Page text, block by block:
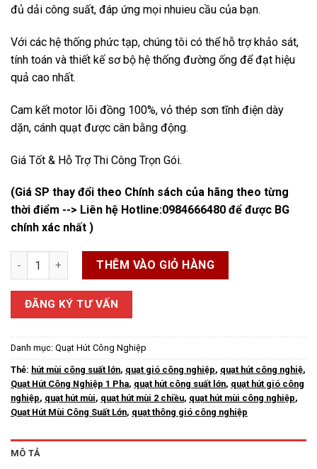
đủ dải công suất, đáp ứng mọi nhuieu cầu của bạn.
Với các hệ thống phức tạp, chúng tôi có thể hỗ trợ khảo sát,
tính toán và thiết kế sơ bộ hệ thống đường ống để đạt hiệu
quả cao nhất.
Cam kết motor lõi đồng 100%, vỏ thép sơn tĩnh điện dày
dặn, cánh quạt được cân bằng động.
Giá Tốt & Hỗ Trợ Thi Công Trọn Gói.
(Giá SP thay đổi theo Chính sách của hãng theo từng
thời điểm --> Liên hệ Hotline:0984666480 để được BG
chính xác nhất )
Quạt Hút Mùi Công Suất Lớn số lượng
THÊM VÀO GIỎ HÀNG
ĐĂNG KÝ TƯ VẤN
Danh mục: Quạt Hút Công Nghiệp
Thẻ: hút mùi công suất lớn, quạt gió công nghiệp, quạt hút công nghiệ,
Quạt Hút Công Nghiệp 1 Pha, quạt hút công suất lớn, quạt hút gió công
nghiệp, quạt hút mùi, quạt hút mùi 2 chiều, quạt hút mùi công nghiệp,
Quạt Hút Mùi Công Suất Lớn, quạt thông gió công nghiệp
MÔ TẢ